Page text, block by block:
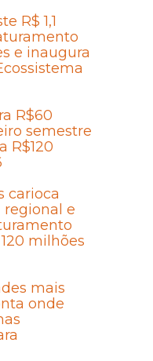
R$ 1,1
e inaugura
R$60
semestre
R$120
carioca
e
milhões
mais
onde